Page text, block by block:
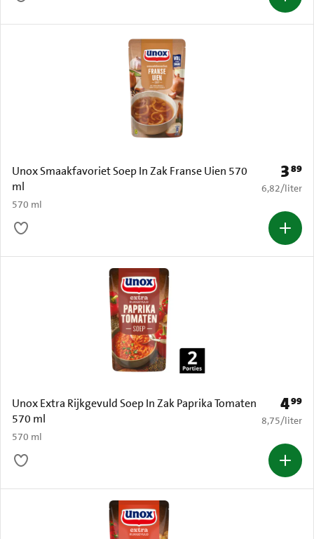
Unox Smaakfavoriet Soep In Zak Franse Uien 570
ml
570 ml
Prijs:
389
€ 6,82 per
6,82/liter
Unox Extra Rijkgevuld Soep In Zak Paprika Tomaten
570 ml
570 ml
Prijs:
499
€ 8,75 per
8,75/liter